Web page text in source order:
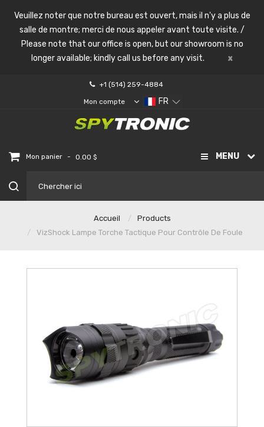
Veuillez noter que notre bureau est ouvert, mais il n'y a plus de
salle de montre; merci de nous appeler avant toute visite. /
Please note that our office is open, but our showroom is no
longer available; kindly call us before any visit.
x
+1 (514) 259-4884
Mon compte FR
MENU
Mon panier - 0.00 $
Accueil
Products
VizShock Lampe Torche Tactique Pour Contrôle De Foule